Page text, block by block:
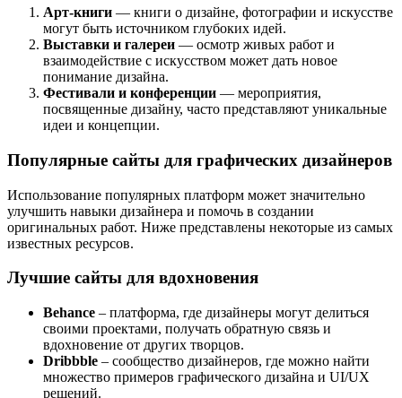
Арт-книги — книги о дизайне, фотографии и искусстве
могут быть источником глубоких идей.
Выставки и галереи — осмотр живых работ и
взаимодействие с искусством может дать новое
понимание дизайна.
Фестивали и конференции — мероприятия,
посвященные дизайну, часто представляют уникальные
идеи и концепции.
Популярные сайты для графических дизайнеров
Использование популярных платформ может значительно
улучшить навыки дизайнера и помочь в создании
оригинальных работ. Ниже представлены некоторые из самых
известных ресурсов.
Лучшие сайты для вдохновения
Behance – платформа, где дизайнеры могут делиться
своими проектами, получать обратную связь и
вдохновение от других творцов.
Dribbble – сообщество дизайнеров, где можно найти
множество примеров графического дизайна и UI/UX
решений.